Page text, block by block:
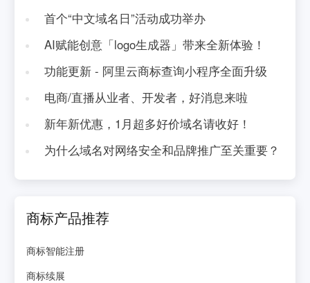
首个“中文域名日”活动成功举办
AI赋能创意「logo生成器」带来全新体验！
功能更新 - 阿里云商标查询小程序全面升级
电商/直播从业者、开发者，好消息来啦
新年新优惠，1月超多好价域名请收好！
为什么域名对网络安全和品牌推广至关重要？
商标产品推荐
商标智能注册
商标续展